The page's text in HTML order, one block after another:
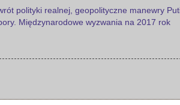
polityki realnej, geopolityczne manewry
Międzynarodowe wyzwania na 2017 rok